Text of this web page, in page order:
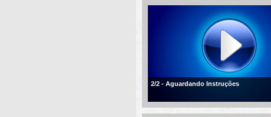
2/2 - Aguardando Instruções